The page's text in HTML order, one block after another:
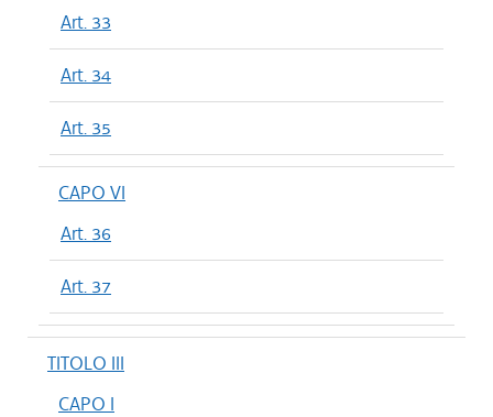
Art. 33
Art. 34
Art. 35
CAPO VI
Art. 36
Art. 37
TITOLO III
CAPO I